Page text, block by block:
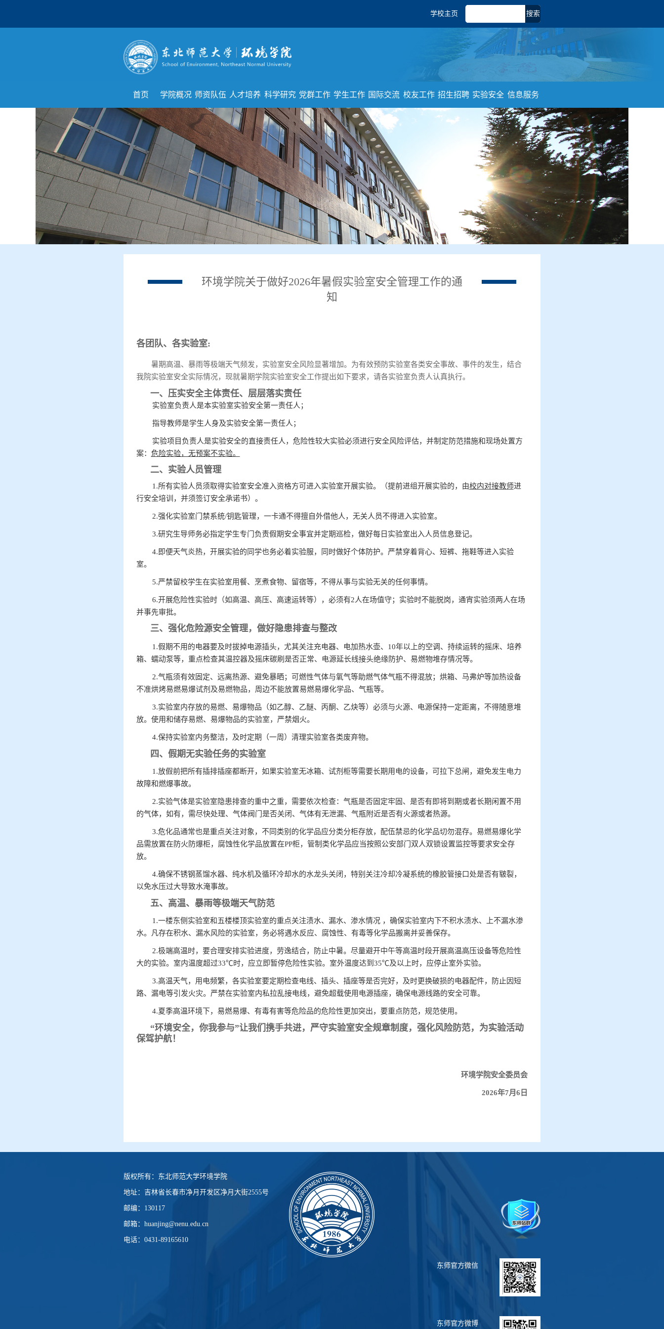
搜索
学校主页
首页 学院概况 师资队伍 人才培养 科学研究 党群工作 学生工作 国际交流 校友工作 招生招聘 实验安全 信息服务
环境学院关于做好2026年暑假实验室安全管理工作的通
知
各团队、各实验室:
暑期高温、暴雨等极端天气频发，实验室安全风险显著增加。为有效预防实验室各类安全事故、事件的发生，结合
我院实验室安全实际情况，现就暑期学院实验室安全工作提出如下要求，请各实验室负责人认真执行。
一、压实安全主体责任、层层落实责任
实验室负责人是本实验室实验安全第一责任人；
指导教师是学生人身及实验安全第一责任人；
实验项目负责人是实验安全的直接责任人，危险性较大实验必须进行安全风险评估，并制定防范措施和现场处置方
案： 危险实验，无预案不实验。
二、实验人员管理
1.所有实验人员须取得实验室安全准入资格方可进入实验室开展实验。（提前进组开展实验的，由校内对接教师进
行安全培训，并须签订安全承诺书）。
2.强化实验室门禁系统/钥匙管理，一卡通不得擅自外借他人，无关人员不得进入实验室。
3.研究生导师务必指定学生专门负责假期安全事宜并定期巡检，做好每日实验室出入人员信息登记。
4.即便天气炎热，开展实验的同学也务必着实验服，同时做好个体防护。严禁穿着背心、短裤、拖鞋等进入实验
室。
5.严禁留校学生在实验室用餐、烹煮食物、留宿等，不得从事与实验无关的任何事情。
6.开展危险性实验时（如高温、高压、高速运转等），必须有2人在场值守；实验时不能脱岗，通宵实验须两人在场
并事先审批。
三、强化危险源安全管理，做好隐患排查与整改
1.假期不用的电器要及时拔掉电源插头，尤其关注充电器、电加热水壶、10年以上的空调、持续运转的摇床、培养
箱、蠕动泵等，重点检查其温控器及摇床碳刷是否正常、电源延长线接头绝缘防护、易燃物堆存情况等。
2.气瓶须有效固定、远离热源、避免暴晒；可燃性气体与氧气等助燃气体气瓶不得混放；烘箱、马弗炉等加热设备
不准烘烤易燃易爆试剂及易燃物品，周边不能放置易燃易爆化学品、气瓶等。
3.实验室内存放的易燃、易爆物品（如乙醇、乙醚、丙酮、乙炔等）必须与火源、电源保持一定距离，不得随意堆
放。使用和储存易燃、易爆物品的实验室，严禁烟火。
4.保持实验室内务整洁，及时定期（一周）清理实验室各类废弃物。
四、假期无实验任务的实验室
1.放假前把所有插排插座都断开，如果实验室无冰箱、试剂柜等需要长期用电的设备，可拉下总闸，避免发生电力
故障和燃爆事故。
2.实验气体是实验室隐患排查的重中之重，需要依次检查：气瓶是否固定牢固、是否有即将到期或者长期闲置不用
的气体，如有，需尽快处理、气体阀门是否关闭、气体有无泄漏、气瓶附近是否有火源或者热源。
3.危化品通常也是重点关注对象，不同类别的化学品应分类分柜存放，配伍禁忌的化学品切勿混存。易燃易爆化学
品需放置在防火防爆柜，腐蚀性化学品放置在PP柜，管制类化学品应当按照公安部门双人双锁设置监控等要求安全存
放。
4.确保不锈钢蒸馏水器、纯水机及循环冷却水的水龙头关闭，特别关注冷却冷凝系统的橡胶管接口处是否有皲裂，
以免水压过大导致水淹事故。
五、 高温、暴雨等极端天气防范
1.一楼东侧实验室和五楼楼顶实验室的重点关注渍水、漏水、渗水情况 ，确保实验室内下不积水渍水、上不漏水渗
水。凡存在积水、漏水风险的实验室，务必将遇水反应、腐蚀性、有毒等化学品搬离并妥善保存。
2.极端高温时，要合理安排实验进度，劳逸结合，防止中暑。尽量避开中午等高温时段开展高温高压设备等危险性
大的实验。室内温度超过33℃时，应立即暂停危险性实验。室外温度达到35℃及以上时，应停止室外实验。
3.高温天气，用电频繁，各实验室要定期检查电线、插头、插座等是否完好，及时更换破损的电器配件，防止因短
路、漏电等引发火灾。严禁在实验室内私拉乱接电线，避免超载使用电源插座，确保电源线路的安全可靠。
4.夏季高温环境下，易燃易爆、有毒有害等危险品的危险性更加突出，要重点防范，规范使用。
“环境安全，你我参与”让我们携手共进，严守实验室安全规章制度，强化风险防范，为实验活动
保驾护航！
环境学院安全委员会
2026年7月6日
版权所有： 东北师范大学环境学院
地址：吉林省长春市净月开发区净月大街2555号
邮编： 130117
邮箱：huanjing@nenu.edu.cn
电话：0431-89165610
东师官方微信
东师官方微博